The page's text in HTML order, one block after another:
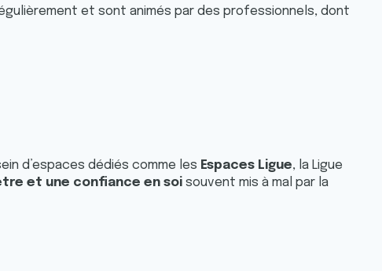
et sont animés par des professionnels, dont
d’espaces dédiés comme les Espaces Ligue, la Ligue
et une confiance en soi souvent mis à mal par la